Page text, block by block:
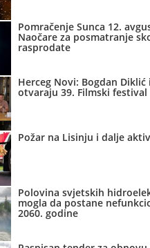
Pomračenje Sunca 12.
Naočare za posmatranje
rasprodate
Herceg Novi: Bogdan
otvaraju 39. Filmski festival
Požar na Lisinju i dalje
Polovina svjetskih
mogla da postane
2060. godine